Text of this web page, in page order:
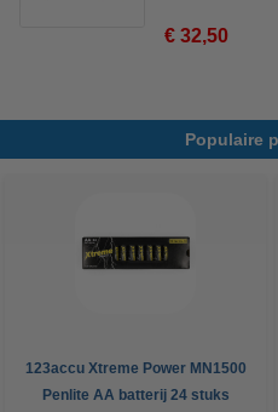
€ 32,50
Populaire
123accu Xtreme Power MN1500
Penlite AA batterij 24 stuks